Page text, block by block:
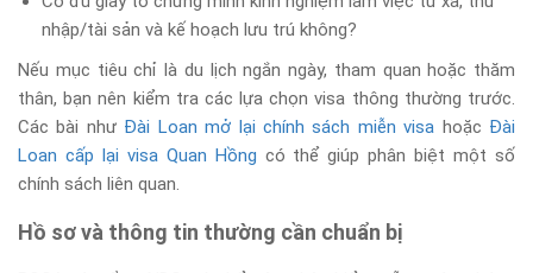
nhập/tài sản và kế hoạch lưu trú không?
Nếu mục tiêu chỉ là du lịch ngắn ngày, tham quan hoặc thăm
thân, bạn nên kiểm tra các lựa chọn visa thông thường trước.
Các bài như Đài Loan mở lại chính sách miễn visa hoặc Đài
Loan cấp lại visa Quan Hồng có thể giúp phân biệt một số
chính sách liên quan.
Hồ sơ và thông tin thường cần chuẩn bị